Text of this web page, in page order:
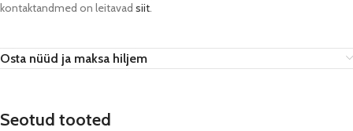
kontaktandmed on leitavad siit.
Osta nüüd ja maksa hiljem
Seotud tooted